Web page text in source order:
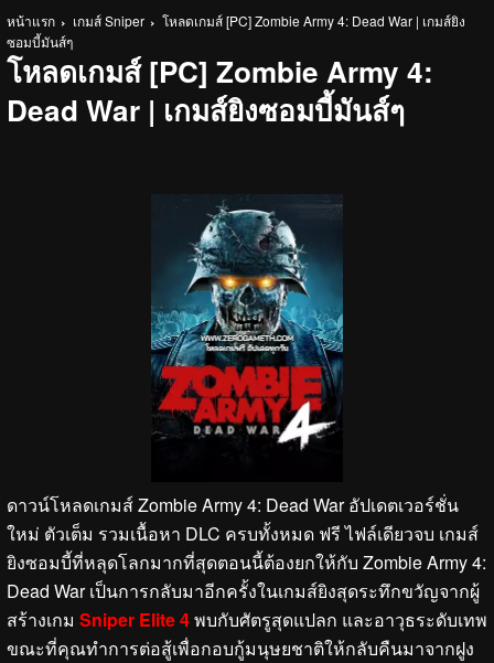
หน้าแรก เกมส์ Sniper
โหลดเกมส์ [PC] Zombie Army 4: Dead War | เกมส์ยิง
ซอมบี้มันส์ๆ
โหลดเกมส์ [PC] Zombie Army 4:
Dead War | เกมส์ยิงซอมบี้มันส์ๆ
ดาวน์โหลดเกมส์ Zombie Army 4: Dead War อัปเดตเวอร์ชั่น
ใหม่ ตัวเต็ม รวมเนื้อหา DLC ครบทั้งหมด ฟรี ไฟล์เดียวจบ เกมส์
ยิงซอมบี้ที่หลุดโลกมากที่สุดตอนนี้ต้องยกให้กับ Zombie Army 4:
Dead War เป็นการกลับมาอีกครั้งในเกมส์ยิงสุดระทึกขวัญจากผู้
สร้างเกม Sniper Elite 4พบกับศัตรูสุดแปลก และอาวุธระดับเทพ
ขณะที่คุณทำการต่อสู้เพื่อกอบกู้มนุษยชาติให้กลับคืนมาจากฝูง